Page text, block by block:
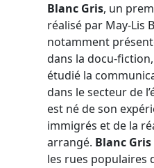
Blanc Gris, un
réalisé par May-Lis
notamment
dans la docu-
étudié la
dans le secteur de
est né de son
immigrés et de la
arrangé. Blanc Gris
les rues populaires